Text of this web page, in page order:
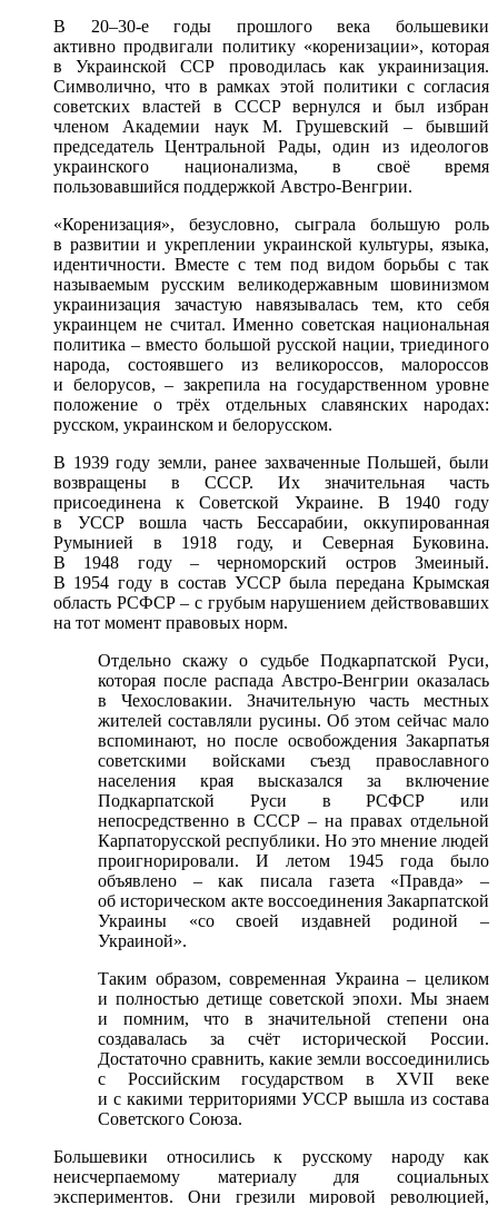
В 20–30-е годы прошлого века большевики
активно продвигали политику «коренизации», которая
в Украинской ССР проводилась как украинизация.
Символично, что в рамках этой политики с согласия
советских властей в СССР вернулся и был избран
членом Академии наук М. Грушевский – бывший
председатель Центральной Рады, один из идеологов
украинского национализма, в своё время
пользовавшийся поддержкой Австро-Венгрии.
«Коренизация», безусловно, сыграла большую роль
в развитии и укреплении украинской культуры, языка,
идентичности. Вместе с тем под видом борьбы с так
называемым русским великодержавным шовинизмом
украинизация зачастую навязывалась тем, кто себя
украинцем не считал. Именно советская национальная
политика – вместо большой русской нации, триединого
народа, состоявшего из великороссов, малороссов
и белорусов, – закрепила на государственном уровне
положение о трёх отдельных славянских народах:
русском, украинском и белорусском.
В 1939 году земли, ранее захваченные Польшей, были
возвращены в СССР. Их значительная часть
присоединена к Советской Украине. В 1940 году
в УССР вошла часть Бессарабии, оккупированная
Румынией в 1918 году, и Северная Буковина.
В 1948 году – черноморский остров Змеиный.
В 1954 году в состав УССР была передана Крымская
область РСФСР – с грубым нарушением действовавших
на тот момент правовых норм.
Отдельно скажу о судьбе Подкарпатской Руси,
которая после распада Австро-Венгрии оказалась
в Чехословакии. Значительную часть местных
жителей составляли русины. Об этом сейчас мало
вспоминают, но после освобождения Закарпатья
советскими войсками съезд православного
населения края высказался за включение
Подкарпатской Руси в РСФСР или
непосредственно в СССР – на правах отдельной
Карпаторусской республики. Но это мнение людей
проигнорировали. И летом 1945 года было
объявлено – как писала газета «Правда» –
об историческом акте воссоединения Закарпатской
Украины «со своей издавней родиной –
Украиной».
Таким образом, современная Украина – целиком
и полностью детище советской эпохи. Мы знаем
и помним, что в значительной степени она
создавалась за счёт исторической России.
Достаточно сравнить, какие земли воссоединились
с Российским государством в XVII веке
и с какими территориями УССР вышла из состава
Советского Союза.
Большевики относились к русскому народу как
неисчерпаемому материалу для социальных
экспериментов. Они грезили мировой революцией,